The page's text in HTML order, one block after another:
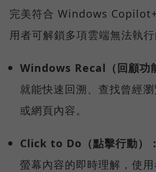
完美符合 Windows
用者可解鎖多項雲端無法執行
Windows Recal（回顧功
就能快速回溯、查找曾經
或網頁內容。
Click to Do（點擊行動）：
螢幕內容的即時理解，使